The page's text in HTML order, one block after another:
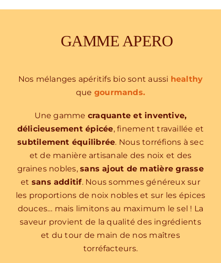
GAMME APERO
Nos mélanges apéritifs bio sont aussi healthy
que gourmands.
Une gamme craquante et inventive,
délicieusement épicée, finement travaillée et
subtilement équilibrée. Nous torréfions à sec
et de manière artisanale des noix et des
graines nobles,sans ajout de matière grasse
et sans additif. Nous sommes généreux sur
les proportions de noix nobles et sur les épices
douces… mais limitons au maximum le sel ! La
saveur provient de la qualité des ingrédients
et du tour de main de nos maîtres
torréfacteurs.